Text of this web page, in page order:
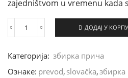
zajedništvom u vremenu kada
Kuća
количина
ДОДАЈ У КОРПУ
Категорија: збирка прича
Ознаке: prevod, slovačka,збирка